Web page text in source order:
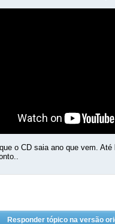
o CD saia ano que vem. Até
Responder tópico na versão